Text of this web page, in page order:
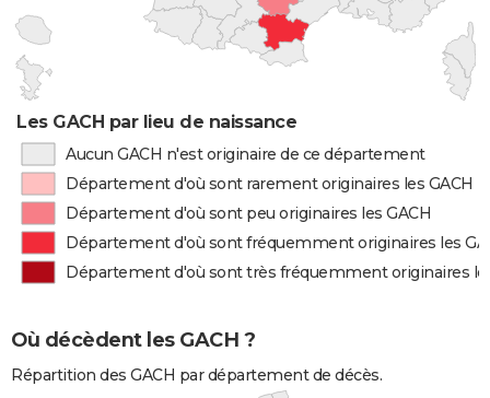
Les GACH par lieu de naissance
Aucun GACH n'est originaire de ce département
Département d'où sont rarement originaires les GACH
Département d'où sont peu originaires les GACH
Département d'où sont fréquemment originaires les
Département d'où sont très fréquemment originaires
Où décèdent les GACH ?
Répartition des GACH par département de décès.